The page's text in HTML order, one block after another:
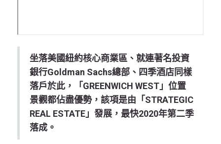
坐落美國紐約核心商業區、就連著名投資
銀行Goldman Sachs總部、四季酒店同樣
落戶於此，「GREENWICH WEST」位置
景觀都佔盡優勢，該項是由「STRATEGIC
REAL ESTATE」發展，最快2020年第二季
落成。